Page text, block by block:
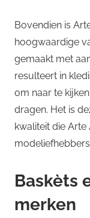
Bovendien is
hoogwaardige
gemaakt met
resulteert in
om naar te
dragen. Het is
kwaliteit die
Baskèts
merken